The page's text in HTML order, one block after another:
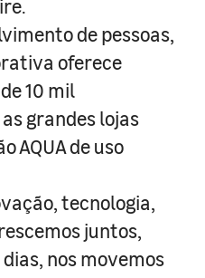
de pessoas,
oferece
10 mil
grandes lojas
AQUA de uso
tecnologia,
juntos,
nos movemos